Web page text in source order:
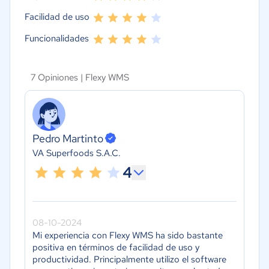
Facilidad de uso
Funcionalidades
7 Opiniones | Flexy WMS
Pedro Martinto
VA Superfoods S.A.C.
4
08-10-2024
Mi experiencia con Flexy WMS ha sido bastante
positiva en términos de facilidad de uso y
productividad. Principalmente utilizo el software